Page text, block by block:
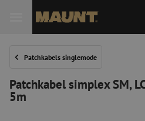
Patchkabels singlemode
Patchkabel simplex SM,
5m